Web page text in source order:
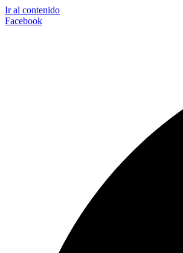
Ir al contenido
Facebook